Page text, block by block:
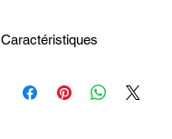
Caractéristiques
Hauteur intérieure5.5 cm